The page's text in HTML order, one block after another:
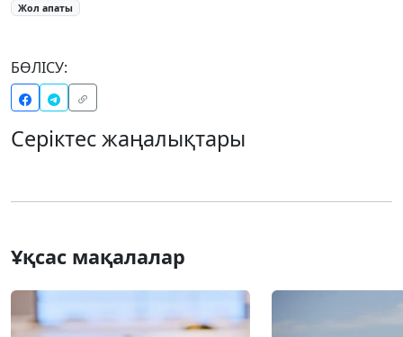
Жол апаты
БӨЛІСУ:
Серіктес жаңалықтары
Ұқсас мақалалар